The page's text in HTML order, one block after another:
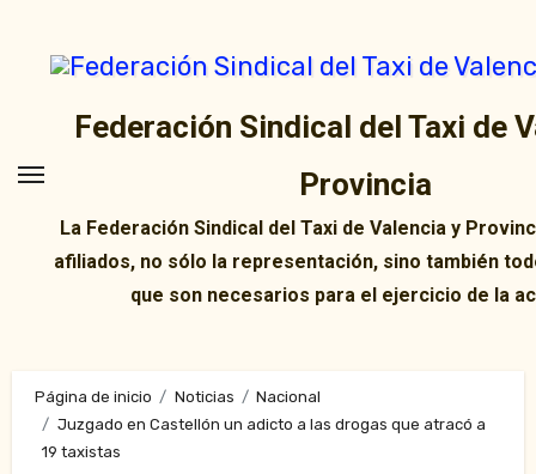
contenido
Federación Sindical del Taxi de
Provincia
La Federación Sindical del Taxi de Valencia y
afiliados, no sólo la representación, sino también
que son necesarios para el ejercicio de la
Página de inicio Noticias
Nacional
Juzgado en Castellón un adicto a las drogas que atracó a
19 taxistas